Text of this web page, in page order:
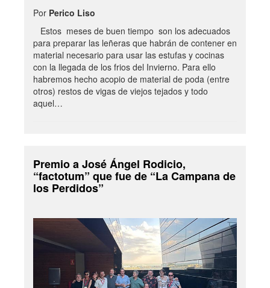
Por Perico Liso
Estos meses de buen tiempo son los adecuados
para preparar las leñeras que habrán de contener en
material necesario para usar las estufas y cocinas
con la llegada de los frios del Invierno. Para ello
habremos hecho acopio de material de poda (entre
otros) restos de vigas de viejos tejados y todo
aquel…
Premio a José Ángel Rodicio,
“factotum” que fue de “La Campana de
los Perdidos”